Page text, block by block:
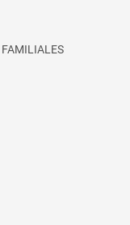
FAMILIALES